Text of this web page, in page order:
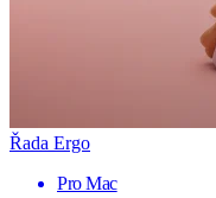
Řada Ergo
Pro Mac